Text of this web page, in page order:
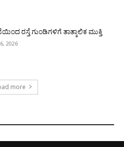
ರಸ್ತೆ ಗುಂಡಿಗಳಿಗೆ ತಾತ್ಕಾಲಿಕ ಮುಕ್ತಿ
2026
more